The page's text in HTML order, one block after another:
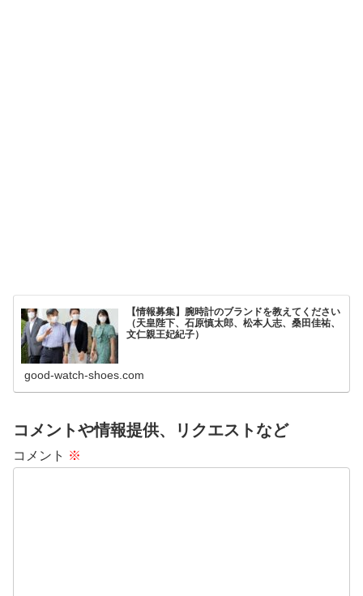
【情報募集】腕時計のブランドを教えてください
（天皇陛下、石原慎太郎、松本人志、桑田佳祐、
文仁親王妃紀子）
good-watch-shoes.com
コメントや情報提供、リクエストなど
コメント ※